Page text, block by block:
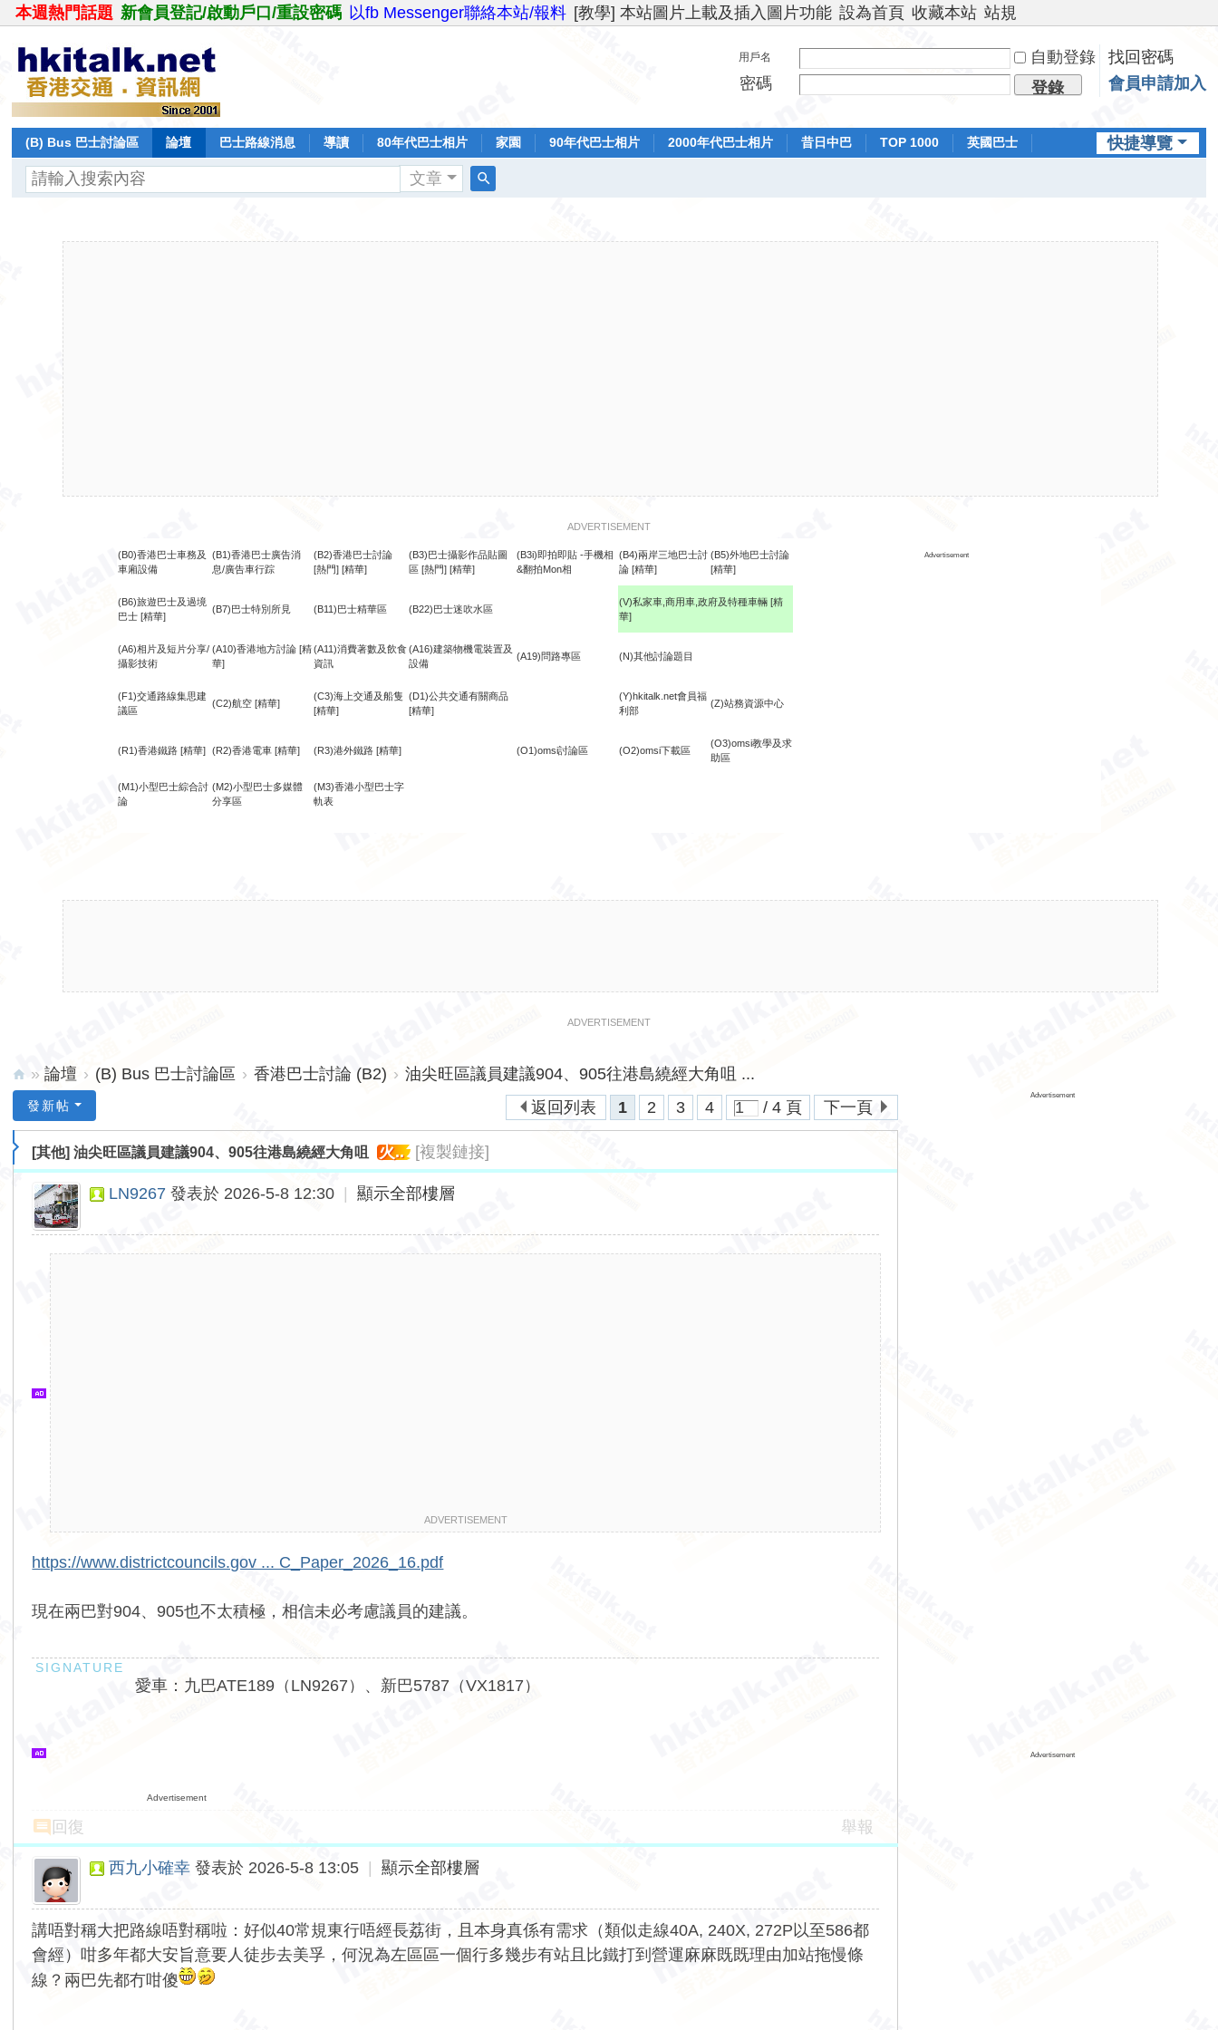
本週熱門話題 新會員登記/啟動戶口/重設密碼 以fb Messenger聯絡本站/報料 [教學] 本站圖片上載及插入圖片功能 設為首頁 收藏本站 站規
用戶名 自動登錄
找回密碼
密碼
登錄 會員申請加入
快捷導覽
(B) Bus 巴士討論區 論壇 巴士路線消息 導讀 80年代巴士相片 家園 90年代巴士相片 2000年代巴士相片 昔日中巴 TOP 1000
英國巴士
文章
ADVERTISEMENT
(B0)香港巴士車務及
車廂設備
(B1)香港巴士廣告消
息/廣告車行踪
(B2)香港巴士討論
[熱門] [精華]
(B3)巴士攝影作品貼圖
區 [熱門] [精華]
(B3i)即拍即貼 -手機相
&翻拍Mon相
(B4)兩岸三地巴士討
論 [精華]
(B5)外地巴士討論
[精華]
Advertisement
(B6)旅遊巴士及過境
巴士 [精華]
(B7)巴士特別所見 (B11)巴士精華區 (B22)巴士迷吹水區
(V)私家車,商用車,政府及特種車輛 [精
華]
(A6)相片及短片分享/
攝影技術
(A10)香港地方討論 [精
華]
(A11)消費著數及飲食
資訊
(A16)建築物機電裝置及
設備
(A19)問路專區 (N)其他討論題目
(F1)交通路線集思建
議區
(C2)航空 [精華]
(C3)海上交通及船隻
[精華]
(D1)公共交通有關商品
[精華]
(Y)hkitalk.net會員福
利部
(Z)站務資源中心
(R1)香港鐵路 [精華] (R2)香港電車 [精華] (R3)港外鐵路 [精華] (O1)omsi討論區 (O2)omsi下載區
(O3)omsi教學及求
助區
(M1)小型巴士綜合討
論
(M2)小型巴士多媒體
分享區
(M3)香港小型巴士字
軌表
ADVERTISEMENT
lk.
» 論壇 › (B) Bus 巴士討論區 › 香港巴士討論 (B2) › 油尖旺區議員建議904、905往港島繞經大角咀 ...
1
2 3 4 / 4 頁 下一頁
返回列表
發新帖
[其他]油尖旺區議員建議904、905往港島繞經大角咀 火.. [複製鏈接]
LN9267 發表於 2026-5-8 12:30 顯示全部樓層
ADVERTISEMENT
https://www.districtcouncils.gov ... C_Paper_2026_16.pdf
現在兩巴對904、905也不太積極，相信未必考慮議員的建議。
愛車：九巴ATE189（LN9267）、新巴5787（VX1817）
Advertisement
回復 舉報
西九小確幸 發表於 2026-5-8 13:05 顯示全部樓層
講唔對稱大把路線唔對稱啦：好似40常規東行唔經長荔街，且本身真係有需求（類似走線40A, 240X, 272P以至586都
會經）咁多年都大安旨意要人徒步去美孚，何況為左區區一個行多幾步有站且比鐵打到營運麻麻既既理由加站拖慢條
線？兩巴先都冇咁傻
Advertisement
Advertisement